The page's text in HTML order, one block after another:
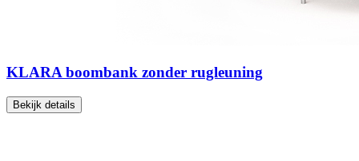
KLARA boombank zonder rugleuning
Bekijk details